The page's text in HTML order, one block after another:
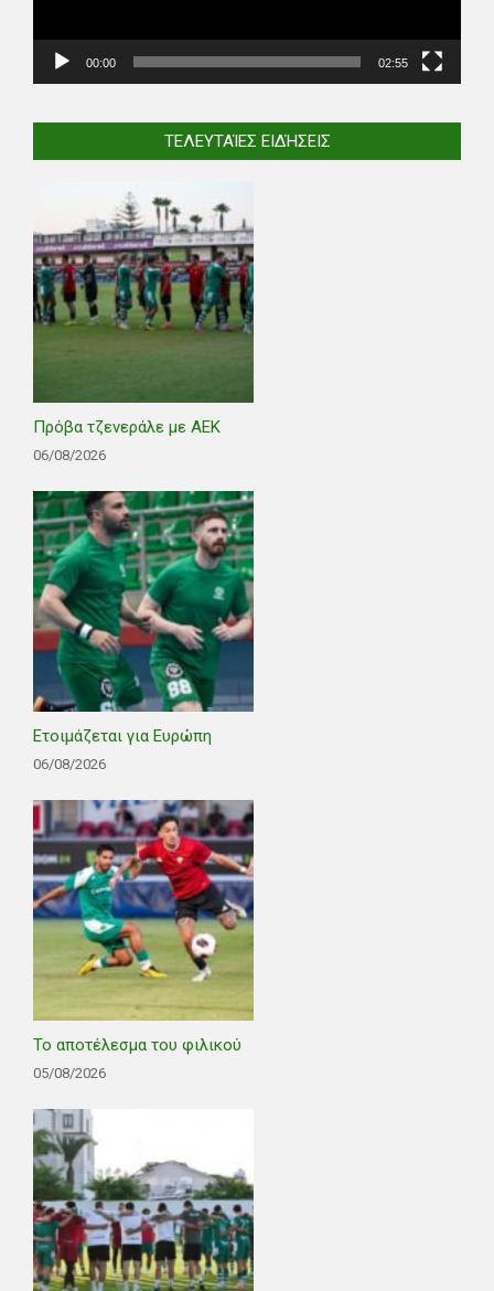
00:00 02:55
ΤΕΛΕΥΤΑΊΕΣ ΕΙΔΉΣΕΙΣ
Πρόβα τζενεράλε με ΑΕΚ
06/08/2026
Ετοιμάζεται για Ευρώπη
06/08/2026
Το αποτέλεσμα του φιλικού
05/08/2026